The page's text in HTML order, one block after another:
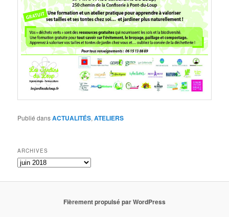
Publié dansACTUALITÉS,ATELIERS
ARCHIVES
ARCHIVES
Fièrement propulsé par WordPress